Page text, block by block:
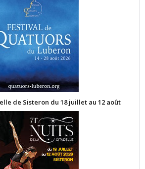
de Sisteron du 18 juillet au 12 août